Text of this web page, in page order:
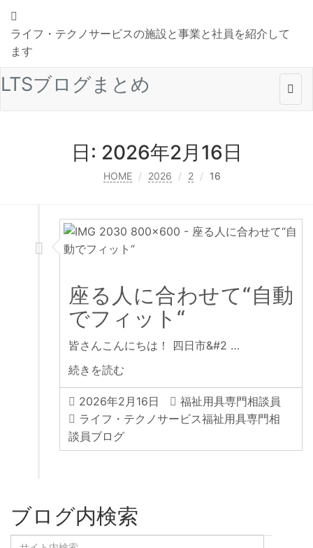
ライフ・テクノサービスの施設と事業と社員を紹介して
ます
LTSブログまとめ
日: 2026年2月16日
HOME 2026 2 16
座る人に合わせて“自動
でフィット“
皆さんこんにちは！ 四日市&#2 …
続きを読む
2026年2月16日
福祉用具専門相談員
ライフ・テクノサービス福祉用具専門相
談員ブログ
ブログ内検索